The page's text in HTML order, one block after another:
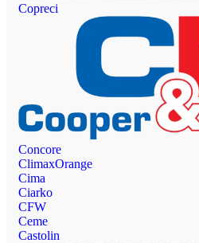
Copreci
Concore
ClimaxOrange
Cima
Ciarko
CFW
Ceme
Castolin